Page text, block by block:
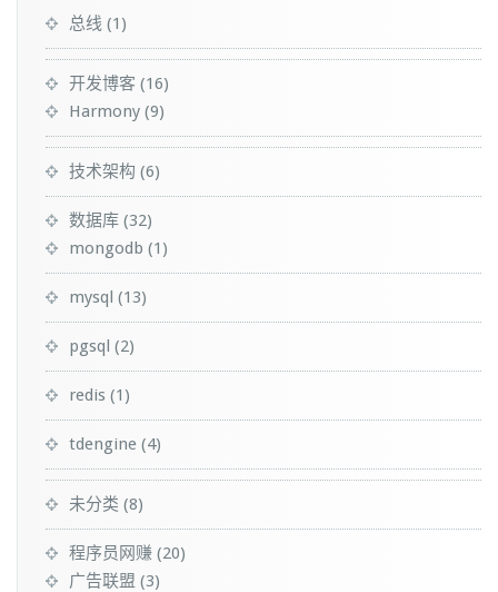
总线 (1)
开发博客 (16)
Harmony (9)
技术架构 (6)
数据库 (32)
mongodb (1)
mysql (13)
pgsql (2)
redis (1)
tdengine (4)
未分类 (8)
程序员网赚 (20)
广告联盟 (3)